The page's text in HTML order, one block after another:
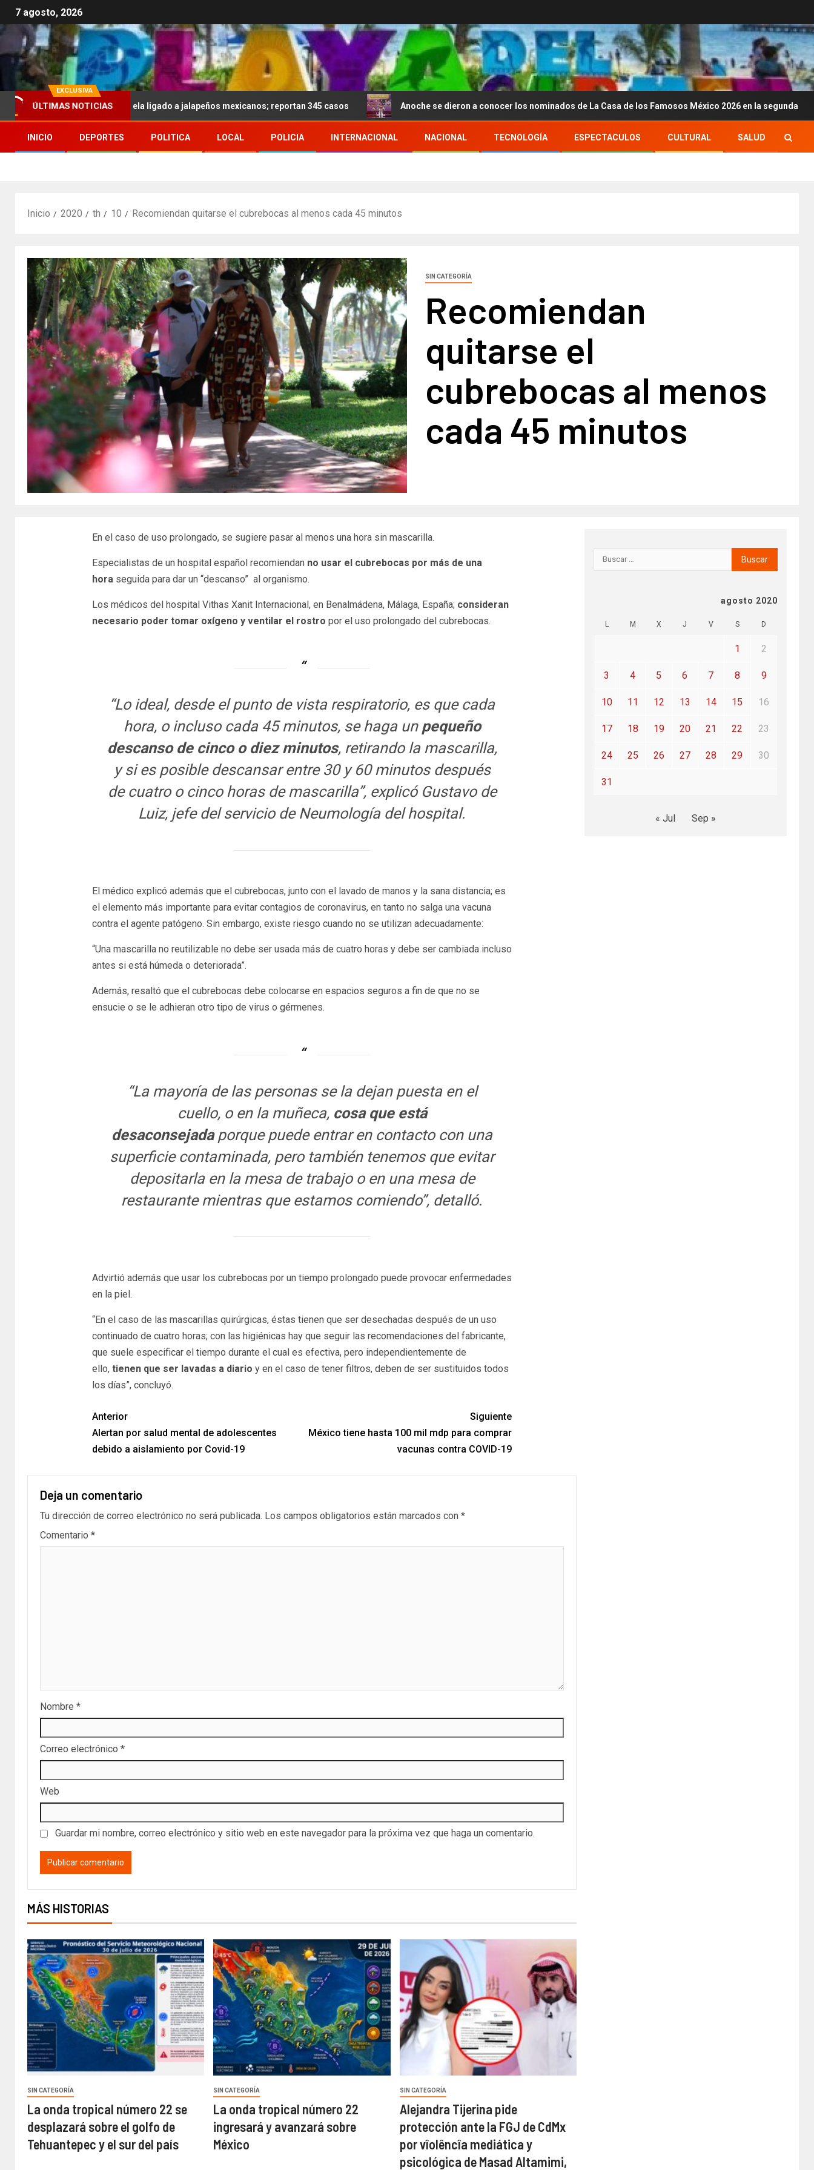
7 agosto, 2026
EXCLUSIVA
ÚLTIMAS NOTICIAS
brote de salmonela ligado a jalapeños mexicanos; reportan 345 casos Anoche se dieron a conocer los nominados de La Casa de los Famosos México 2026 en la segunda semana
INICIO DEPORTES POLITICA LOCAL POLICIA INTERNACIONAL NACIONAL TECNOLOGÍA ESPECTACULOS CULTURAL SALUD
Inicio 2020 th 10 Recomiendan quitarse el cubrebocas al menos cada 45 minutos
SIN CATEGORÍA
Recomiendan
quitarse el
cubrebocas al menos
cada 45 minutos
En el caso de uso prolongado, se sugiere pasar al menos una hora sin mascarilla.
Especialistas de un hospital español recomiendan no usar el cubrebocas por más de una
horaseguida para dar un “descanso” al organismo.
Los médicos del hospital Vithas Xanit Internacional, en Benalmádena, Málaga, España; consideran
necesario poder tomar oxígeno y ventilar el rostro por el uso prolongado del cubrebocas.
“Lo ideal, desde el punto de vista respiratorio, es que cada
hora, o incluso cada 45 minutos, se haga un pequeño
descanso de cinco o diez minutos, retirando la mascarilla,
y si es posible descansar entre 30 y 60 minutos después
de cuatro o cinco horas de mascarilla”, explicó Gustavo de
Luiz, jefe del servicio de Neumología del hospital.
El médico explicó además que el cubrebocas, junto con el lavado de manos y la sana distancia; es
el elemento más importante para evitar contagios de coronavirus, en tanto no salga una vacuna
contra el agente patógeno. Sin embargo, existe riesgo cuando no se utilizan adecuadamente:
“Una mascarilla no reutilizable no debe ser usada más de cuatro horas y debe ser cambiada incluso
antes si está húmeda o deteriorada”.
Además, resaltó que el cubrebocas debe colocarse en espacios seguros a fin de que no se
ensucie o se le adhieran otro tipo de virus o gérmenes.
“La mayoría de las personas se la dejan puesta en el
cuello, o en la muñeca, cosa que está
desaconsejada porque puede entrar en contacto con una
superficie contaminada, pero también tenemos que evitar
depositarla en la mesa de trabajo o en una mesa de
restaurante mientras que estamos comiendo”, detalló.
Advirtió además que usar los cubrebocas por un tiempo prolongado puede provocar enfermedades
en la piel.
“En el caso de las mascarillas quirúrgicas, éstas tienen que ser desechadas después de un uso
continuado de cuatro horas; con las higiénicas hay que seguir las recomendaciones del fabricante,
que suele especificar el tiempo durante el cual es efectiva, pero independientemente de
ello, tienen que ser lavadas a diario y en el caso de tener filtros, deben de ser sustituidos todos
los días”, concluyó.
Anterior
Alertan por salud mental de adolescentes
debido a aislamiento por Covid-19
Siguiente
México tiene hasta 100 mil mdp para comprar
vacunas contra COVID-19
Deja un comentario
Tu dirección de correo electrónico no será publicada. Los campos obligatorios están marcados con *
Comentario *
Nombre *
Correo electrónico *
Web
Guardar mi nombre, correo electrónico y sitio web en este navegador para la próxima vez que haga un comentario.
MÁS HISTORIAS
SIN CATEGORÍA
La onda tropical número 22 se
desplazará sobre el golfo de
Tehuantepec y el sur del país
SIN CATEGORÍA
La onda tropical número 22
ingresará y avanzará sobre
México
SIN CATEGORÍA
Alejandra Tijerina pide
protección ante la FGJ de CdMx
por vîolêncîa mediática y
psicológica de Masad Altamimi,
agosto 2020
L M X J V S D
1 2
3 4 5 6 7 8 9
10 11 12 13 14 15 16
17 18 19 20 21 22 23
24 25 26 27 28 29 30
31
« Jul Sep »